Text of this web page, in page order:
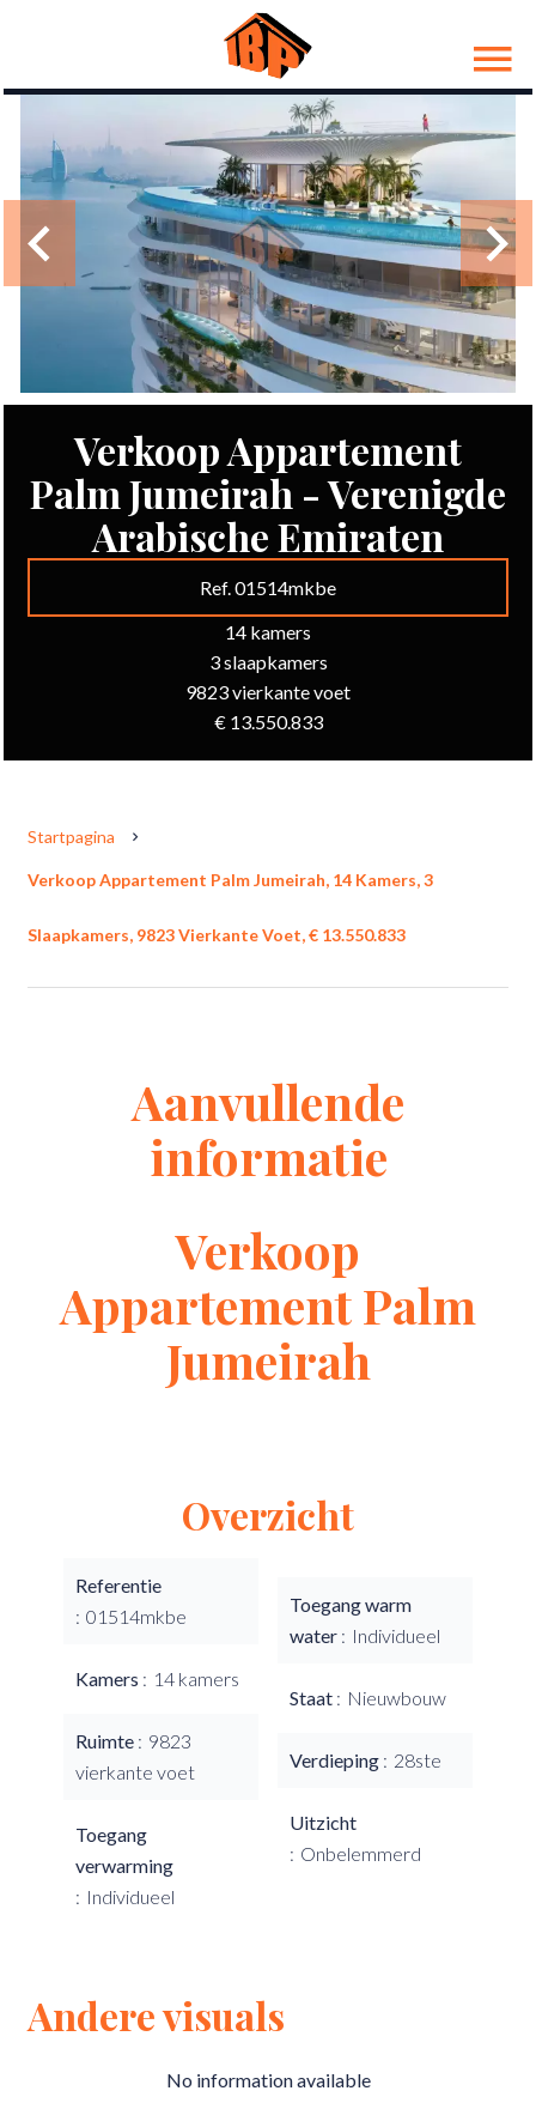
Verkoop Appartement
Palm Jumeirah - Verenigde
Arabische Emiraten
Ref. 01514mkbe
14 kamers
3 slaapkamers
9823 vierkante voet
€ 13.550.833
Startpagina
Verkoop Appartement Palm Jumeirah, 14 Kamers, 3
Slaapkamers, 9823 Vierkante Voet, € 13.550.833
Aanvullende
informatie
Verkoop
Appartement Palm
Jumeirah
Overzicht
Referentie
01514mkbe
Kamers 14 kamers
Ruimte
9823
vierkante voet
Toegang
verwarming
Individueel
Toegang warm
water
Individueel
Staat Nieuwbouw
Verdieping 28ste
Uitzicht
Onbelemmerd
Andere visuals
No information available